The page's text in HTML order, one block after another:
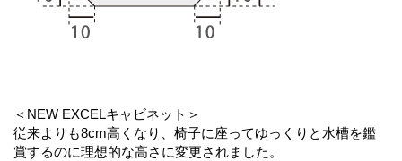
＜NEW EXCELキャビネット＞
従来よりも8cm高くなり、椅子に座ってゆっくりと水槽を鑑
賞するのに理想的な高さに変更されました。